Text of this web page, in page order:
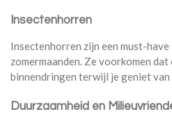
Insectenhorren
Insectenhorren zijn een must-
zomermaanden. Ze voorkomen
binnendringen terwijl je geniet
Duurzaamheid en